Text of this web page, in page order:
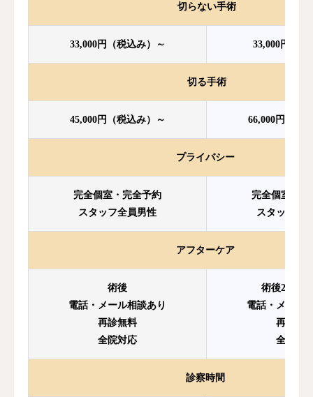
切らない手術
33,000円（税込み）～ 33,000円（税
切る手術
45,000円（税込み）～ 66,000円（税
プライバシー
完全個室・完全予約
スタッフ全員男性
完全個室・完
スタッフ全
アフターケア
術後
電話・メール相談あり
再診無料
全院対応
術後24時間
電話・メール
再診無
全院対
診察時間